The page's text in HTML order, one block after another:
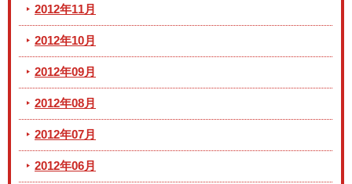
2012年11月
2012年10月
2012年09月
2012年08月
2012年07月
2012年06月